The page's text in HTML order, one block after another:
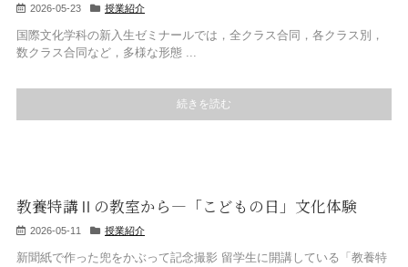
2026-05-23 授業紹介
国際文化学科の新入生ゼミナールでは，全クラス合同，各クラス別，
数クラス合同など，多様な形態 ...
続きを読む
教養特講Ⅱの教室から―「こどもの日」文化体験
2026-05-11 授業紹介
新聞紙で作った兜をかぶって記念撮影 留学生に開講している「教養特